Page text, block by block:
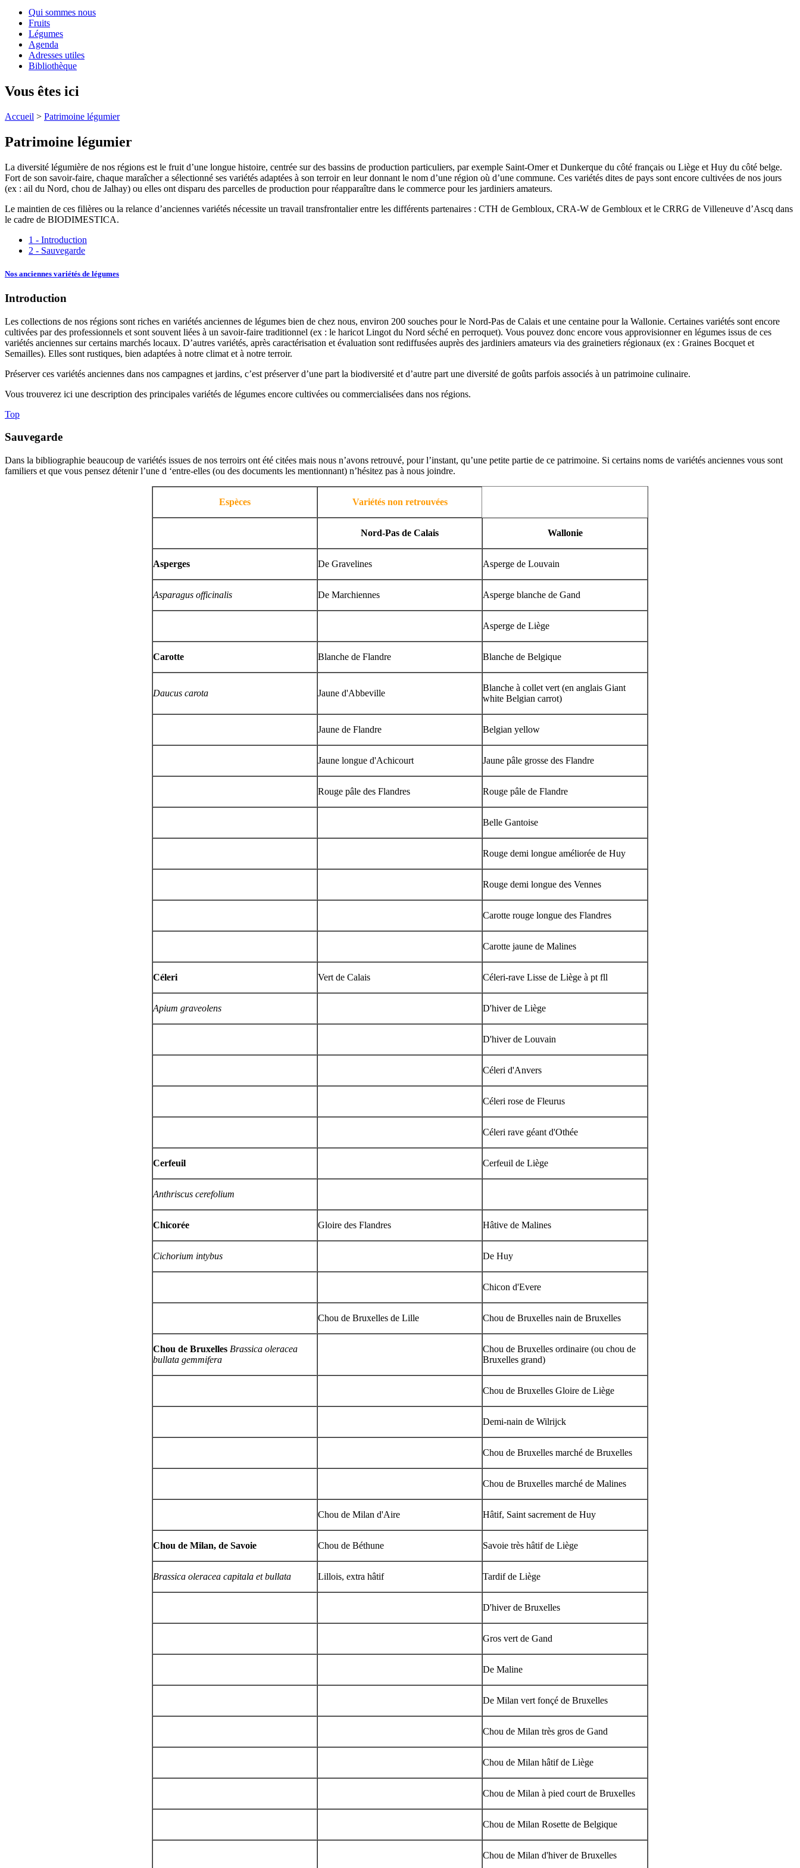
Qui sommes nous
Fruits
Légumes
Agenda
Adresses utiles
Bibliothèque
Vous êtes ici
Accueil > Patrimoine légumier
Patrimoine légumier
La diversité légumière de nos régions est le fruit d’une longue histoire, centrée sur des bassins de production particuliers, par exemple Saint-Omer et Dunkerque du côté français ou Liège et Huy du côté belge.
Fort de son savoir-faire, chaque maraîcher a sélectionné ses variétés adaptées à son terroir en leur donnant le nom d’une région où d’une commune. Ces variétés dites de pays sont encore cultivées de nos jours
(ex : ail du Nord, chou de Jalhay) ou elles ont disparu des parcelles de production pour réapparaître dans le commerce pour les jardiniers amateurs.
Le maintien de ces filières ou la relance d’anciennes variétés nécessite un travail transfrontalier entre les différents partenaires : CTH de Gembloux, CRA-W de Gembloux et le CRRG de Villeneuve d’Ascq dans
le cadre de BIODIMESTICA.
1 - Introduction
2 - Sauvegarde
Nos anciennes variétés de légumes
Introduction
Les collections de nos régions sont riches en variétés anciennes de légumes bien de chez nous, environ 200 souches pour le Nord-Pas de Calais et une centaine pour la Wallonie. Certaines variétés sont encore
cultivées par des professionnels et sont souvent liées à un savoir-faire traditionnel (ex : le haricot Lingot du Nord séché en perroquet). Vous pouvez donc encore vous approvisionner en légumes issus de ces
variétés anciennes sur certains marchés locaux. D’autres variétés, après caractérisation et évaluation sont rediffusées auprès des jardiniers amateurs via des grainetiers régionaux (ex : Graines Bocquet et
Semailles). Elles sont rustiques, bien adaptées à notre climat et à notre terroir.
Préserver ces variétés anciennes dans nos campagnes et jardins, c’est préserver d’une part la biodiversité et d’autre part une diversité de goûts parfois associés à un patrimoine culinaire.
Vous trouverez ici une description des principales variétés de légumes encore cultivées ou commercialisées dans nos régions.
Top
Sauvegarde
Dans la bibliographie beaucoup de variétés issues de nos terroirs ont été citées mais nous n’avons retrouvé, pour l’instant, qu’une petite partie de ce patrimoine. Si certains noms de variétés anciennes vous sont
familiers et que vous pensez détenir l’une d ‘entre-elles (ou des documents les mentionnant) n’hésitez pas à nous joindre.
Espèces Variétés non retrouvées
Nord-Pas de Calais Wallonie
Asperges De Gravelines Asperge de Louvain
Asparagus officinalis De Marchiennes Asperge blanche de Gand
Asperge de Liège
Carotte Blanche de Flandre Blanche de Belgique
Daucus carota Jaune d'Abbeville
Blanche à collet vert (en anglais Giant
white Belgian carrot)
Jaune de Flandre Belgian yellow
Jaune longue d'Achicourt Jaune pâle grosse des Flandre
Rouge pâle des Flandres Rouge pâle de Flandre
Belle Gantoise
Rouge demi longue améliorée de Huy
Rouge demi longue des Vennes
Carotte rouge longue des Flandres
Carotte jaune de Malines
Céleri Vert de Calais Céleri-rave Lisse de Liège à pt fll
Apium graveolens D'hiver de Liège
D'hiver de Louvain
Céleri d'Anvers
Céleri rose de Fleurus
Céleri rave géant d'Othée
Cerfeuil Cerfeuil de Liège
Anthriscus cerefolium
Chicorée Gloire des Flandres Hâtive de Malines
Cichorium intybus De Huy
Chicon d'Evere
Chou de Bruxelles de Lille Chou de Bruxelles nain de Bruxelles
Chou de Bruxelles Brassica oleracea
bullata gemmifera
Chou de Bruxelles ordinaire (ou chou de
Bruxelles grand)
Chou de Bruxelles Gloire de Liège
Demi-nain de Wilrijck
Chou de Bruxelles marché de Bruxelles
Chou de Bruxelles marché de Malines
Chou de Milan d'Aire Hâtif, Saint sacrement de Huy
Chou de Milan, de Savoie Chou de Béthune Savoie très hâtif de Liège
Brassica oleracea capitala et bullata Lillois, extra hâtif Tardif de Liège
D'hiver de Bruxelles
Gros vert de Gand
De Maline
De Milan vert fonçé de Bruxelles
Chou de Milan très gros de Gand
Chou de Milan hâtif de Liège
Chou de Milan à pied court de Bruxelles
Chou de Milan Rosette de Belgique
Chou de Milan d'hiver de Bruxelles